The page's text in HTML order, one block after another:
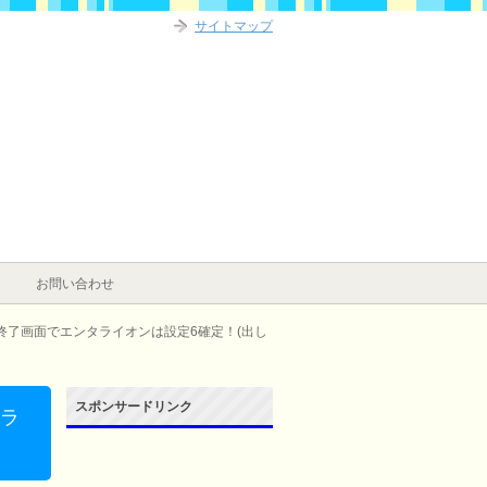
お問い合わせ
画面でエンタライオンは設定6確定！(出し
スポンサードリンク
サイトマップ